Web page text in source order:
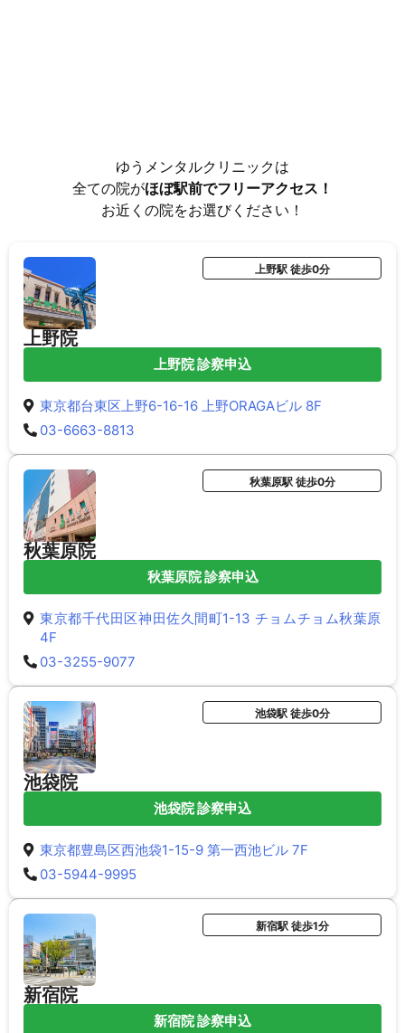
ゆうメンタルクリニックは
全ての院がほぼ駅前でフリーアクセス！
お近くの院をお選びください！
上野院
上野駅 徒歩0分
上野院 診察申込
東京都台東区上野6-16-16 上野ORAGAビル 8F
03-6663-8813
秋葉原院
秋葉原駅 徒歩0分
秋葉原院 診察申込
東京都千代田区神田佐久間町1-13 チョムチョム秋葉原
4F
03-3255-9077
池袋院
池袋駅 徒歩0分
池袋院 診察申込
東京都豊島区西池袋1-15-9 第一西池ビル 7F
03-5944-9995
新宿院
新宿駅 徒歩1分
新宿院 診察申込